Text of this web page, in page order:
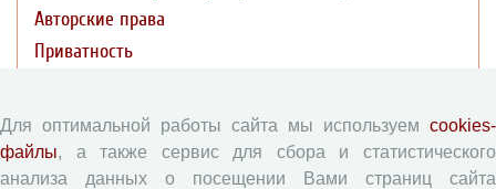
Авторские права
Приватность
Рецензентам
Памятка рецензенту
Для оптимальной работы сайта мы используем cookies-
файлы, а также сервис для сбора и статистического
анализа данных о посещении Вами страниц сайта